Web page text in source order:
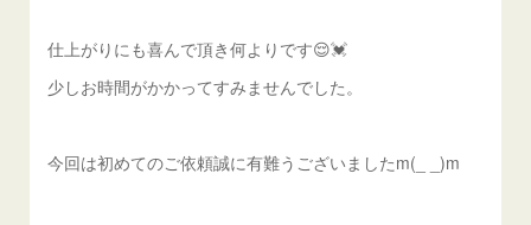
仕上がりにも喜んで頂き何よりです😌💓
少しお時間がかかってすみませんでした。
今回は初めてのご依頼誠に有難うございましたm(_ _)m